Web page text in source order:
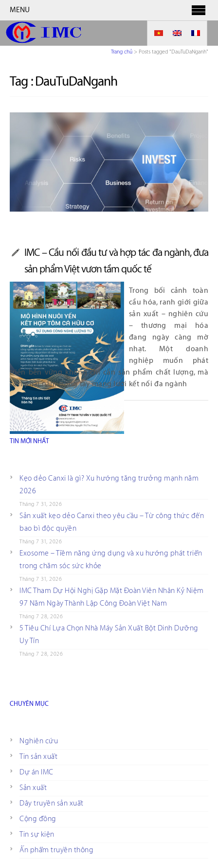
MENU
Trang chủ > Posts tagged "DauTuDaNganh"
Tag : DauTuDaNganh
IMC – Cầu nối đầu tư và hợp tác đa ngành, đưa
sản phẩm Việt vươn tầm quốc tế
Trong bối cảnh toàn
cầu hóa, ranh giới giữa
sản xuất – nghiên cứu
– thương mại hóa
đang ngày càng mờ
nhạt. Một doanh
nghiệp muốn phát
triển bền vững không chỉ cần sản phẩm chất lượng, mà
còn phải nắm trong tay mạng lưới kết nối đa ngành
TIN MỚI NHẤT
Kẹo dẻo Canxi là gì? Xu hướng tăng trưởng mạnh năm
2026
Tháng 7 31, 2026
Sản xuất kẹo dẻo Canxi theo yêu cầu – Từ công thức đến
bao bì độc quyền
Tháng 7 31, 2026
Exosome – Tiềm năng ứng dụng và xu hướng phát triển
trong chăm sóc sức khỏe
Tháng 7 31, 2026
IMC Tham Dự Hội Nghị Gặp Mặt Đoàn Viên Nhân Kỷ Niệm
97 Năm Ngày Thành Lập Công Đoàn Việt Nam
Tháng 7 28, 2026
5 Tiêu Chí Lựa Chọn Nhà Máy Sản Xuất Bột Dinh Dưỡng
Uy Tín
Tháng 7 28, 2026
CHUYÊN MỤC
Nghiên cứu
Tin sản xuất
Dự án IMC
Sản xuất
Dây truyền sản xuất
Cộng đồng
Tin sự kiện
Ấn phẩm truyền thông